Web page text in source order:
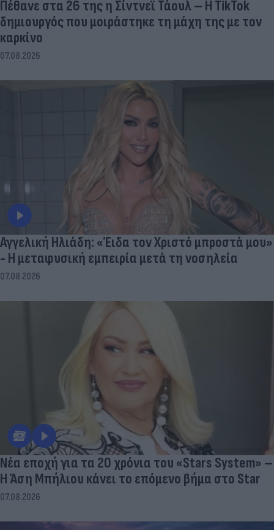
δημιουργός που μοιράστηκε τη μάχη της με τον
καρκίνο
07.08.2026
Αγγελική Ηλιάδη: «Έιδα τον Χριστό μπροστά μου»
- Η μεταφυσική εμπειρία μετά τη νοσηλεία
07.08.2026
Νέα εποχή για τα 20 χρόνια του «Stars System» –
Η Άση Μπήλιου κάνει το επόμενο βήμα στο Star
07.08.2026